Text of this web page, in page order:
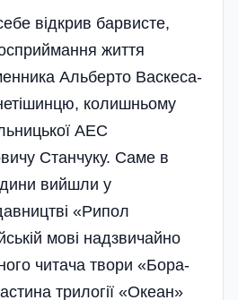
відкрив барвисте,
життя
Альберто Васкеса-
колишньому
АЕС
Станчуку. Саме в
вийшли у
«Рипол
мові надзвичайно
читача твори «Бора-
трилогії «Океан»